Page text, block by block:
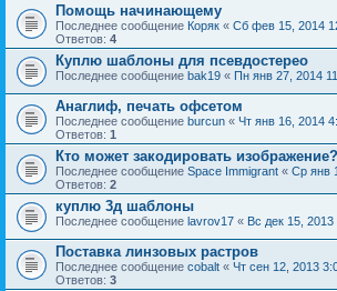
Помощь начинающему
Последнее сообщение Коряк « Сб фев 15, 2014
Ответов: 4
Куплю шаблоны для псевдостерео
Последнее сообщение bak19 « Пн янв 27, 2014
Анаглиф, печать офсетом
Последнее сообщение burcun « Чт янв 16, 2014
Ответов: 1
Кто может закодировать изображение?
Последнее сообщение Space Immigrant « Ср янв
Ответов: 2
куплю 3д шаблоны
Последнее сообщение lavrov17 « Вс дек 15, 2013
Поставка линзовых растров
Последнее сообщение cobalt « Чт сен 12, 2013
Ответов: 3